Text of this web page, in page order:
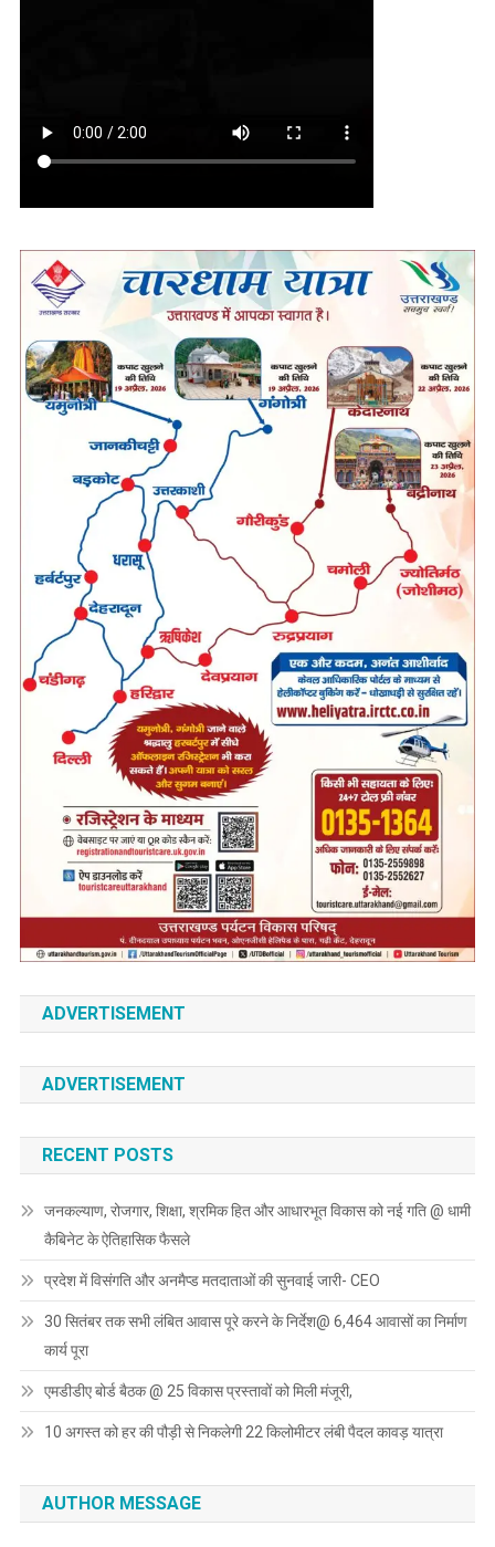
ADVERTISEMENT
ADVERTISEMENT
RECENT POSTS
जनकल्याण, रोजगार, शिक्षा, श्रमिक हित और आधारभूत विकास को नई गति @ धामी
कैबिनेट के ऐतिहासिक फैसले
प्रदेश में विसंगति और अनमैप्ड मतदाताओं की सुनवाई जारी- CEO
30 सितंबर तक सभी लंबित आवास पूरे करने के निर्देश@ 6,464 आवासों का निर्माण
कार्य पूरा
एमडीडीए बोर्ड बैठक @ 25 विकास प्रस्तावों को मिली मंजूरी,
10 अगस्त को हर की पौड़ी से निकलेगी 22 किलोमीटर लंबी पैदल कावड़ यात्रा
AUTHOR MESSAGE